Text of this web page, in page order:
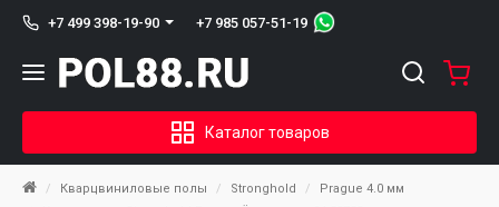
+7 499 398-19-90 +7 985 057-51-19
Каталог товаров
Кварцвиниловые полы Stronghold
Prague 4.0 мм